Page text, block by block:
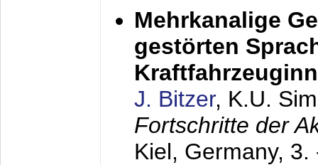
Mehrkanalige
gestörten
J. Bitzer, K.U.
Fortschritte der
Kiel, Germany, 3.